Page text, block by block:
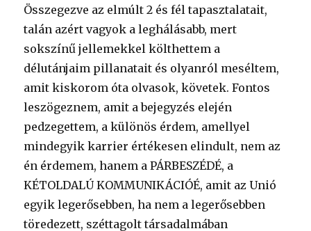
Összegezve az elmúlt 2 és fél tapasztalatait,
talán azért vagyok a leghálásabb, mert
sokszínű jellemekkel költhettem a
délutánjaim pillanatait és olyanról meséltem,
amit kiskorom óta olvasok, követek. Fontos
leszögeznem, amit a bejegyzés elején
pedzegettem, a különös érdem, amellyel
mindegyik karrier értékesen elindult, nem az
én érdemem, hanem a PÁRBESZÉDÉ, a
KÉTOLDALÚ KOMMUNIKÁCIÓÉ, amit az Unió
egyik legerősebben, ha nem a legerősebben
töredezett, széttagolt társadalmában